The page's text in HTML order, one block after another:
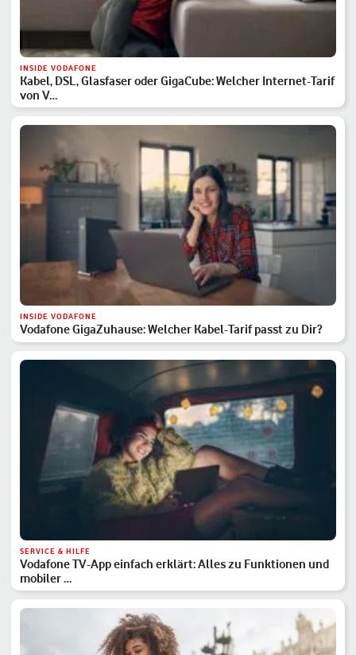
INSIDE VODAFONE
Kabel, DSL, Glasfaser oder GigaCube: Welcher Internet-Tarif
von V…
INSIDE VODAFONE
Vodafone GigaZuhause: Welcher Kabel-Tarif passt zu Dir?
SERVICE & HILFE
Vodafone TV-App einfach erklärt: Alles zu Funktionen und
mobiler …